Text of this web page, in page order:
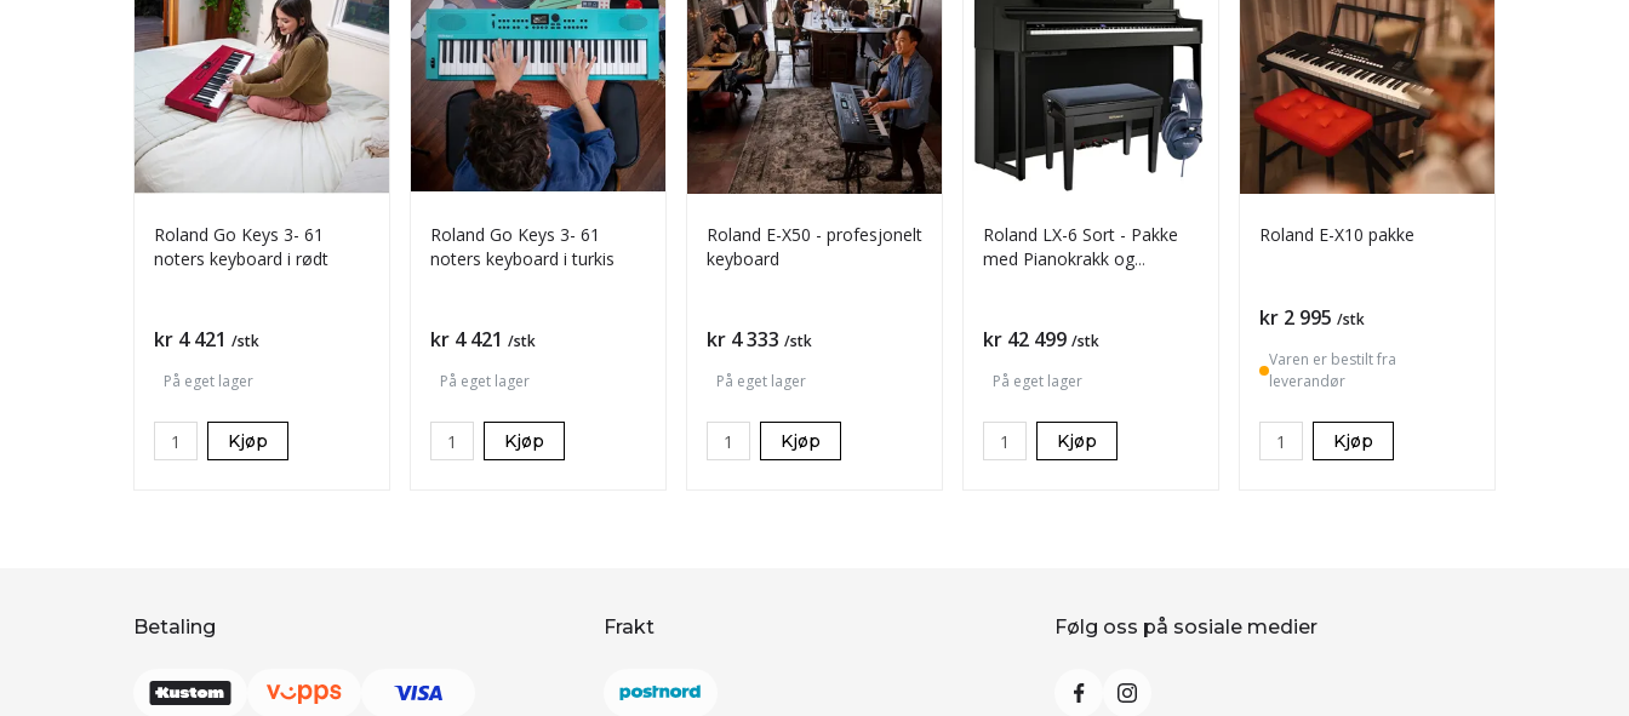
Roland Go Keys 3- 61
noters keyboard i rødt
Pris
kr 4 421 /stk
På eget lager
Kjøp
Roland Go Keys 3- 61
noters keyboard i turkis
Pris
kr 4 421 /stk
På eget lager
Kjøp
Roland E-X50 - profesjonelt
keyboard
Pris
kr 4 333 /stk
På eget lager
Kjøp
Roland LX-6 Sort - Pakke
med Pianokrakk og
Pris
kr 42 499 /stk
På eget lager
Kjøp
Roland E-X10 pakke
Pris
kr 2 995 /stk
Varen er bestilt fra
leverandør
Kjøp
Betaling Frakt Følg oss på sosiale medier